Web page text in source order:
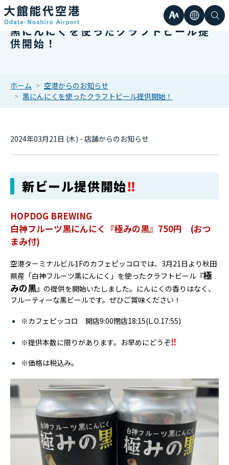
文
サ
ズ
言日本語
検
黒にんにくを使ったクラフトビール提
供開始！
ホーム
空港からのお知らせ
黒にんにくを使ったクラフトビール提供開始！
2024年03月21日 (木) - 店舗からのお知らせ
新ビール提供開始‼
HOPDOG BREWING
白神フルーツ黒にんにく『極みの黒』750円 (おつ
まみ付)
空港ターミナルビル1Fのカフェピッコロでは、3月21日より秋田
県産「白神フルーツ黒にんにく」を使ったクラフトビール『極
みの黒』の提供を開始いたしました。にんにくの香りはなく、
フルーティーな黒ビールです。ぜひご賞味ください！
※カフェピッコロ 開店9:00閉店18:15(L.O.17:55)
※提供本数に限りがあります。お早めにどうぞ‼
※価格は税込み。